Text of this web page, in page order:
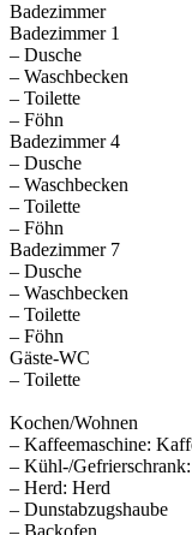
Badezimmer
Badezimmer 1
– Dusche
– Waschbecken
– Toilette
– Föhn
Badezimmer 4
– Dusche
– Waschbecken
– Toilette
– Föhn
Badezimmer 7
– Dusche
– Waschbecken
– Toilette
– Föhn
Gäste-WC
– Toilette
Kochen/Wohnen
– Kaffeemaschine:
– Kühl-/
– Herd: Herd
– Dunstabzugshaube